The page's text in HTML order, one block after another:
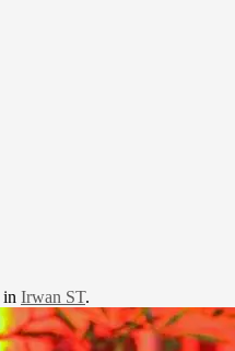
in Irwan ST.